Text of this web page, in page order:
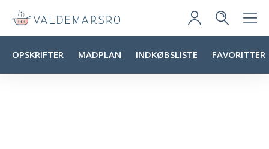
OPSKRIFTER MADPLAN INDKØBSLISTE FAVORITTER